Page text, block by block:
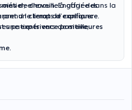
de chacun.Engagée dans la
le temps d’expliquer
patients vers demeilleures
elle veille à offrir des
unclimat de confiance.
uneexpérience positive,